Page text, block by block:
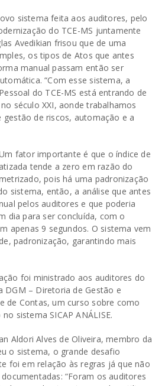
sistema feita aos auditores, pelo
do TCE-MS juntamente
Avedikian frisou que de uma
os tipos de Atos que antes
manual passam então ser
“Com esse sistema, a
do TCE-MS está entrando de
século XXI, aonde trabalhamos
de riscos, automação e a
fator importante é que o índice de
tende a zero em razão do
pois há uma padronização
sistema, então, a análise que antes
pelos auditores e que poderia
dia para ser concluída, com o
apenas 9 segundos. O sistema vem
padronização, garantindo mais
foi ministrado aos auditores do
DGM – Diretoria de Gestão e
de Contas, um curso sobre como
sistema SICAP ANÁLISE.
Aldori Alves de Oliveira, membro da
o sistema, o grande desafio
foi em relação às regras já que não
“Foram os auditores